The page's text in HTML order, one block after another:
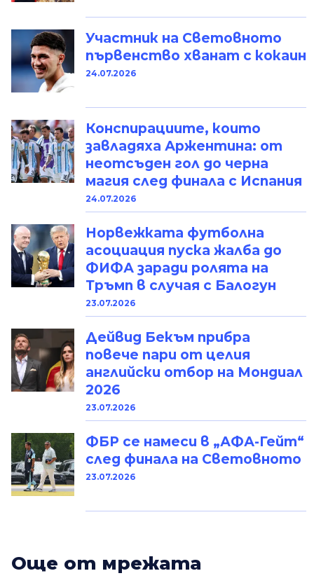
Участник на Световното
първенство хванат с кокаин
24.07.2026
Конспирациите, които
завладяха Аржентина: от
неотсъден гол до черна
магия след финала с Испания
24.07.2026
Норвежката футболна
асоциация пуска жалба до
ФИФА заради ролята на
Тръмп в случая с Балогун
23.07.2026
Дейвид Бекъм прибра
повече пари от целия
английски отбор на Мондиал
2026
23.07.2026
ФБР се намеси в „АФА-Гейт“
след финала на Световното
23.07.2026
Oще от мрежата